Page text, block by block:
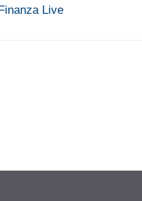
Live